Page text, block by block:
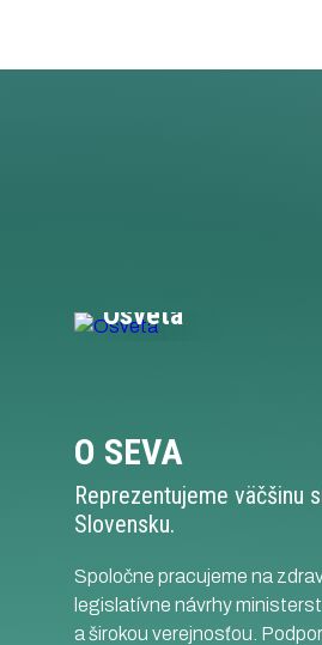
Osveta
tomto odvetví.
O SEVA
Reprezentujeme väčšinu
Slovensku.
Spoločne pracujeme na
legislatívne návrhy
a širokou verejnosťou.